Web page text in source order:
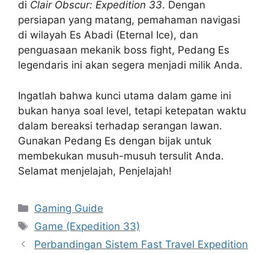
di Clair Obscur: Expedition 33. Dengan
persiapan yang matang, pemahaman navigasi
di wilayah Es Abadi (Eternal Ice), dan
penguasaan mekanik boss fight, Pedang Es
legendaris ini akan segera menjadi milik Anda.
Ingatlah bahwa kunci utama dalam game ini
bukan hanya soal level, tetapi ketepatan waktu
dalam bereaksi terhadap serangan lawan.
Gunakan Pedang Es dengan bijak untuk
membekukan musuh-musuh tersulit Anda.
Selamat menjelajah, Penjelajah!
Categories
Gaming Guide
Tags
Game (Expedition 33)
Perbandingan Sistem Fast Travel Expedition